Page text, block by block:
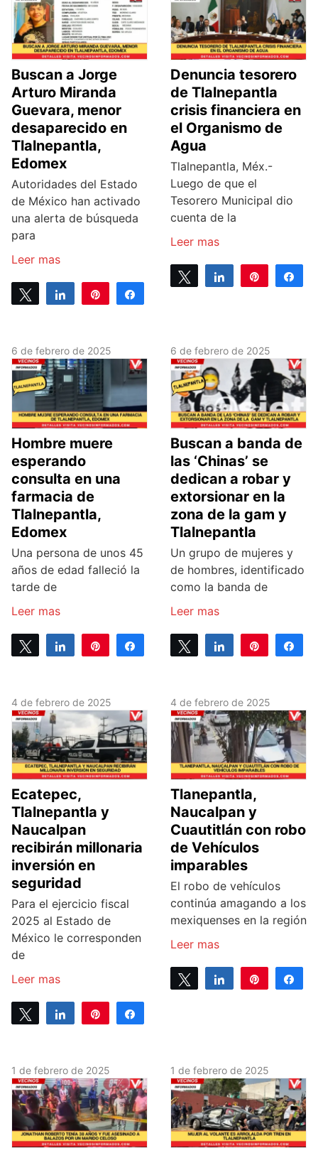
Buscan a Jorge
Arturo Miranda
Guevara, menor
desaparecido en
Tlalnepantla,
Edomex
Autoridades del Estado
de México han activado
una alerta de búsqueda
para
Leer mas
Tweet Share Pin
Denuncia tesorero
de Tlalnepantla
crisis financiera en
el Organismo de
Agua
Tlalnepantla, Méx.-
Luego de que el
Tesorero Municipal dio
cuenta de la
Leer mas
Tweet Share Pin
6 de febrero de 2025
Hombre muere
esperando
consulta en una
farmacia de
Tlalnepantla,
Edomex
Una persona de unos 45
años de edad falleció la
tarde de
Leer mas
Tweet Share Pin
6 de febrero de 2025
Buscan a banda de
las ‘Chinas’ se
dedican a robar y
extorsionar en la
zona de la gam y
Tlalnepantla
Un grupo de mujeres y
de hombres, identificado
como la banda de
Leer mas
Tweet Share Pin
4 de febrero de 2025
Ecatepec,
Tlalnepantla y
Naucalpan
recibirán millonaria
inversión en
seguridad
Para el ejercicio fiscal
2025 al Estado de
México le corresponden
de
Leer mas
Tweet Share Pin
4 de febrero de 2025
Tlanepantla,
Naucalpan y
Cuautitlán con robo
de Vehículos
imparables
El robo de vehículos
continúa amagando a los
mexiquenses en la región
Leer mas
Tweet Share Pin
1 de febrero de 2025 1 de febrero de 2025